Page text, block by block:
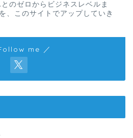
のゼロからビジネスレベルま
、このサイトでアップしていき
me ／